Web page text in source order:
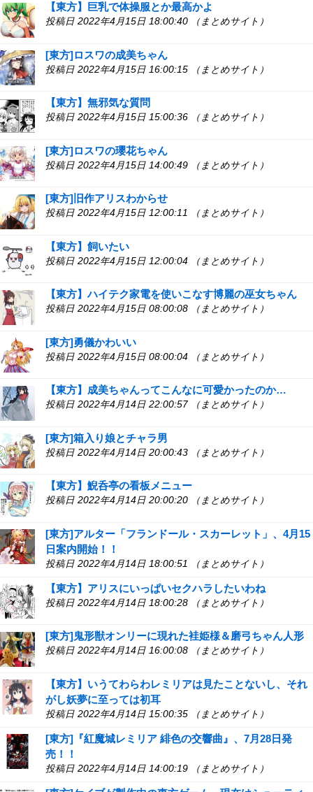
【東方】巨乳で体操服とか最高かよ
投稿日 2022年4月15日 18:00:40 （まとめサイト）
[東方]ロスワの成美ちゃん
投稿日 2022年4月15日 16:00:15 （まとめサイト）
【東方】無邪気な質問
投稿日 2022年4月15日 15:00:36 （まとめサイト）
[東方]ロスワの瓔花ちゃん
投稿日 2022年4月15日 14:00:49 （まとめサイト）
[東方]旧作アリスわからせ
投稿日 2022年4月15日 12:00:11 （まとめサイト）
【東方】飼いたい
投稿日 2022年4月15日 12:00:04 （まとめサイト）
【東方】ハイテク家電を使いこなす博麗の巫女ちゃん
投稿日 2022年4月15日 08:00:08 （まとめサイト）
[東方]勇儀かわいい
投稿日 2022年4月15日 08:00:04 （まとめサイト）
【東方】成美ちゃんってこんなに可愛かったのか…
投稿日 2022年4月14日 22:00:57 （まとめサイト）
[東方]箱入り娘とチャラ男
投稿日 2022年4月14日 20:00:43 （まとめサイト）
【東方】鯢呑亭の看板メニュー
投稿日 2022年4月14日 20:00:20 （まとめサイト）
[東方]アルター「フランドール・スカーレット」、4月15
日案内開始！！
投稿日 2022年4月14日 18:00:51 （まとめサイト）
【東方】アリスにいっぱいセクハラしたいわね
投稿日 2022年4月14日 18:00:28 （まとめサイト）
[東方]鬼形獣オンリーに現れた袿姫様＆磨弓ちゃん人形
投稿日 2022年4月14日 16:00:08 （まとめサイト）
【東方】いうてわらわレミリアは見たことないし、それ
がし妖夢に至っては初耳
投稿日 2022年4月14日 15:00:35 （まとめサイト）
[東方]『紅魔城レミリア 緋色の交響曲』、7月28日発
売！！
投稿日 2022年4月14日 14:00:19 （まとめサイト）